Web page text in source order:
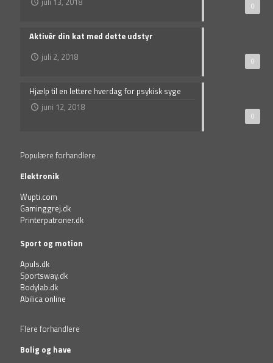
0
0
Aktivér din kat med dette udstyr
juli 2, 2018
0
Hjælp til en lettere hverdag for psykisk syge
juni 12, 2018
Populære forhandlere
Elektronik
Wupti.com
Gaminggrej.dk
Printerpatroner.dk
Sport og motion
Apuls.dk
Sportsway.dk
Bodylab.dk
Abilica online
Flere forhandlere
Bolig og have